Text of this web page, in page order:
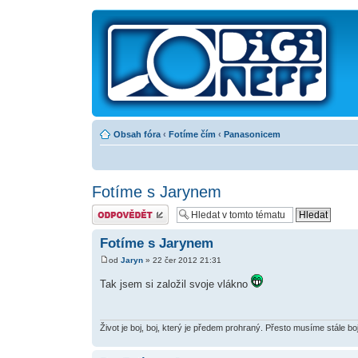
Obsah fóra ‹ Fotíme čím ‹ Panasonicem
Fotíme s Jarynem
Odeslat odpověď
Fotíme s Jarynem
od Jaryn» 22 čer 2012 21:31
Tak jsem si založil svoje vlákno
Život je boj, boj, který je předem prohraný. Přesto musíme stále